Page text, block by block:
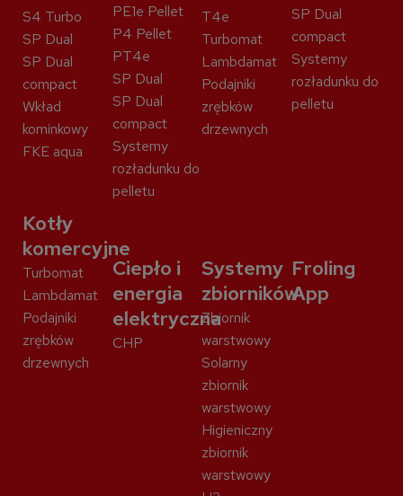
S4 Turbo
SP Dual
SP Dual
compact
Wkład
kominkowy
FKE aqua
PE1e Pellet
P4 Pellet
PT4e
SP Dual
SP Dual
compact
Systemy
rozładunku do
pelletu
T4e
Turbomat
Lambdamat
Podajniki
zrębków
drzewnych
SP Dual
compact
Systemy
rozładunku do
pelletu
Kotły
komercyjne
Turbomat
Lambdamat
Podajniki
zrębków
drzewnych
Ciepło i
energia
elektryczna
CHP
Systemy
zbiorników
Zbiornik
warstwowy
Solarny
zbiornik
warstwowy
Higieniczny
zbiornik
warstwowy
Froling
App